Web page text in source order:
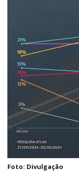
Foto: Divulgação